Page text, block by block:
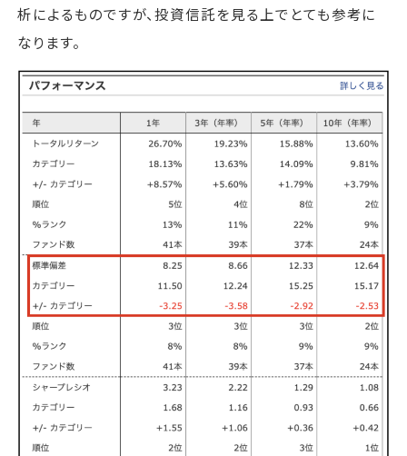
析によるものですが、投資信託を見る上でとても参考に
なります。